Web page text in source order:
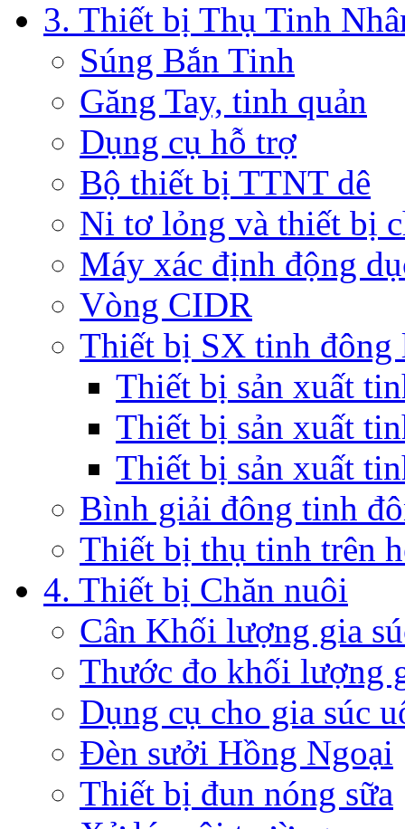
3. Thiết bị Thụ Tinh
Súng Bắn Tinh
Găng Tay, tinh quản
Dụng cụ hỗ trợ
Bộ thiết bị TTNT dê
Ni tơ lỏng và thiết bị
Máy xác định động
Vòng CIDR
Thiết bị SX tinh đông
Thiết bị sản xuất
Thiết bị sản xuất
Thiết bị sản xuất
Bình giải đông tinh
Thiết bị thụ tinh trên
4. Thiết bị Chăn nuôi
Cân Khối lượng gia
Thước đo khối lượng
Dụng cụ cho gia súc
Đèn sưởi Hồng Ngoại
Thiết bị đun nóng sữa